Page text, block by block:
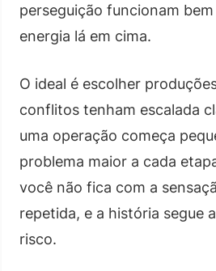
perseguição funcionam
energia lá em cima.
O ideal é escolher
conflitos tenham escalada
uma operação começa
problema maior a cada
você não fica com a
repetida, e a história segue
risco.